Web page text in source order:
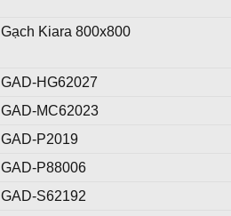
Gạch Kiara 800x800
GAD-HG62027
GAD-MC62023
GAD-P2019
GAD-P88006
GAD-S62192